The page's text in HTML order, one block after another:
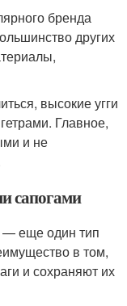
бренда
других
высокие угги
Главное,
и не
сапогами
— еще один тип
в том,
и сохраняют их